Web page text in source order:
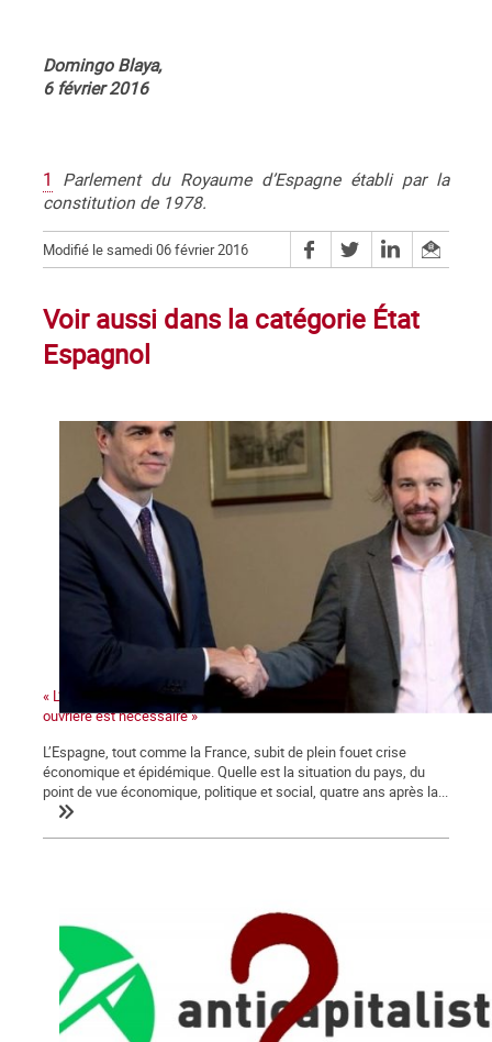
Domingo Blaya,
6 février 2016
1
Parlement du Royaume d’Espagne établi par la
constitution de 1978.
Modifié le samedi 06 février 2016
Voir aussi dans la catégorie État
Espagnol
« L’irruption d’un mouvement de masse mené par la classe
ouvrière est nécessaire »
L’Espagne, tout comme la France, subit de plein fouet crise
économique et épidémique. Quelle est la situation du pays, du
point de vue économique, politique et social, quatre ans après la...